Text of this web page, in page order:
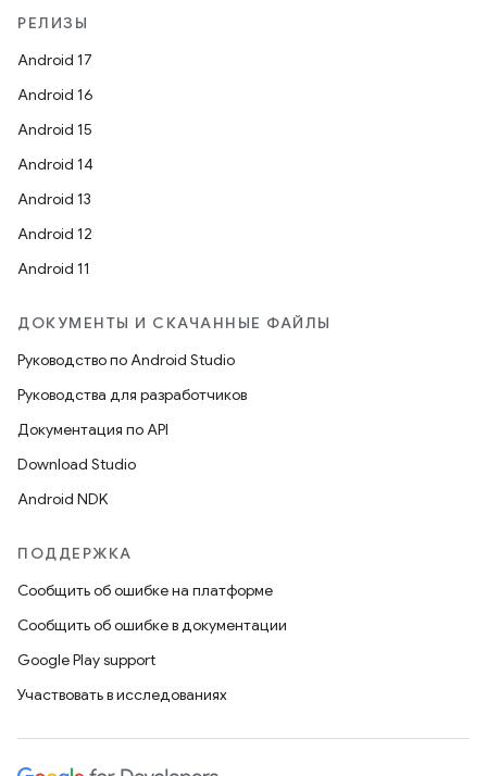
РЕЛИЗЫ
Android 17
Android 16
Android 15
Android 14
Android 13
Android 12
Android 11
ДОКУМЕНТЫ И СКАЧАННЫЕ ФАЙЛЫ
Руководство по Android Studio
Руководства для разработчиков
Документация по API
Download Studio
Android NDK
ПОДДЕРЖКА
Сообщить об ошибке на платформе
Сообщить об ошибке в документации
Google Play support
Участвовать в исследованиях